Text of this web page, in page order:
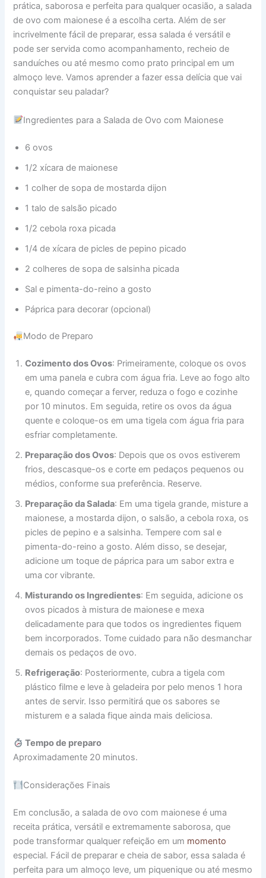
prática, saborosa e perfeita para qualquer ocasião, a salada
de ovo com maionese é a escolha certa. Além de ser
incrivelmente fácil de preparar, essa salada é versátil e
pode ser servida como acompanhamento, recheio de
sanduíches ou até mesmo como prato principal em um
almoço leve. Vamos aprender a fazer essa delícia que vai
conquistar seu paladar?
Ingredientes para a Salada de Ovo com Maionese
6 ovos
1/2 xícara de maionese
1 colher de sopa de mostarda dijon
1 talo de salsão picado
1/2 cebola roxa picada
1/4 de xícara de picles de pepino picado
2 colheres de sopa de salsinha picada
Sal e pimenta-do-reino a gosto
Páprica para decorar (opcional)
Modo de Preparo
Cozimento dos Ovos: Primeiramente, coloque os ovos
em uma panela e cubra com água fria. Leve ao fogo alto
e, quando começar a ferver, reduza o fogo e cozinhe
por 10 minutos. Em seguida, retire os ovos da água
quente e coloque-os em uma tigela com água fria para
esfriar completamente.
Preparação dos Ovos: Depois que os ovos estiverem
frios, descasque-os e corte em pedaços pequenos ou
médios, conforme sua preferência. Reserve.
Preparação da Salada: Em uma tigela grande, misture a
maionese, a mostarda dijon, o salsão, a cebola roxa, os
picles de pepino e a salsinha. Tempere com sal e
pimenta-do-reino a gosto. Além disso, se desejar,
adicione um toque de páprica para um sabor extra e
uma cor vibrante.
Misturando os Ingredientes: Em seguida, adicione os
ovos picados à mistura de maionese e mexa
delicadamente para que todos os ingredientes fiquem
bem incorporados. Tome cuidado para não desmanchar
demais os pedaços de ovo.
Refrigeração: Posteriormente, cubra a tigela com
plástico filme e leve à geladeira por pelo menos 1 hora
antes de servir. Isso permitirá que os sabores se
misturem e a salada fique ainda mais deliciosa.
Tempo de preparo
Aproximadamente 20 minutos.
Considerações Finais
Em conclusão, a salada de ovo com maionese é uma
receita prática, versátil e extremamente saborosa, que
pode transformar qualquer refeição em um momento
especial. Fácil de preparar e cheia de sabor, essa salada é
perfeita para um almoço leve, um piquenique ou até mesmo